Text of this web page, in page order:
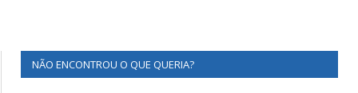
NÃO ENCONTROU O QUE QUERIA?